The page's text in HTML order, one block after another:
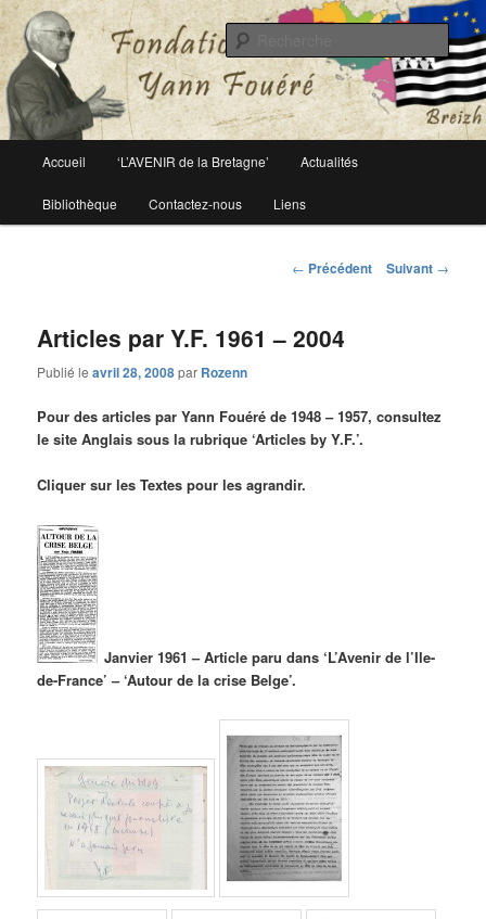
Fondation Yann Fouéré
Le site officiel de la fondation Yann Fouéré
principal
Aller
au
Accueil ‘L’AVENIR de la Bretagne’ Actualités
Bibliothèque Contactez-nous Liens
Navigation
← Précédent Suivant →
Articles par Y.F. 1961 – 2004
Publié leavril 28, 2008par Rozenn
Pour des articles par Yann Fouéré de 1948 – 1957, consultez
le site Anglais sous la rubrique ‘Articles by Y.F.’.
Cliquer sur les Textes pour les agrandir.
Janvier 1961 – Article paru dans ‘L’Avenir de l’Ile-
de-France’ – ‘Autour de la crise Belge’.